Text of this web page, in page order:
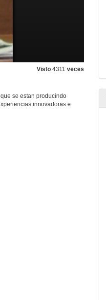
Visto 4311 veces
se estan producindo
innovadoras e